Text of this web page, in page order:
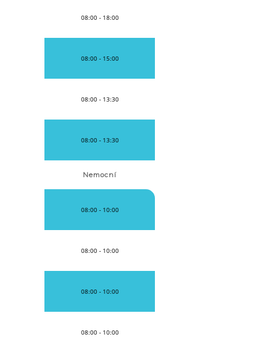
08:00 - 18:00
08:00 - 15:00
08:00 - 13:30
08:00 - 13:30
Nemocní
08:00 - 10:00
08:00 - 10:00
08:00 - 10:00
08:00 - 10:00